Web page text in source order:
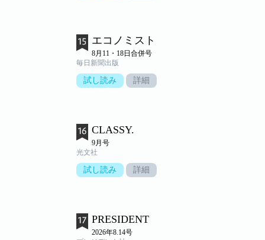
エコノミスト
8月11・18日合併号
毎日新聞出版
試し読み 詳細
CLASSY.
9月号
光文社
試し読み 詳細
PRESIDENT
2026年8.14号